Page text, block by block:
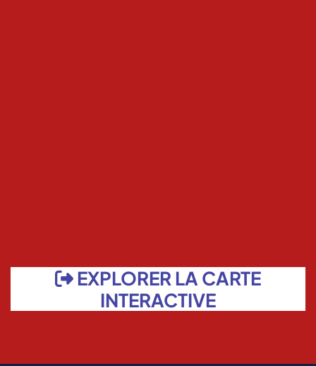
EXPLORER LA CARTE
INTERACTIVE